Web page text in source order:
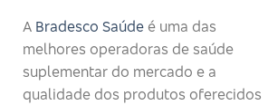
A Bradesco Saúde é uma das
melhores operadoras de saúde
suplementar do mercado e a
qualidade dos produtos oferecidos